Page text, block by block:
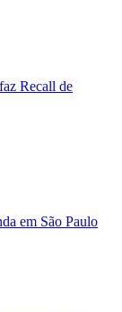
Recall de
em São Paulo